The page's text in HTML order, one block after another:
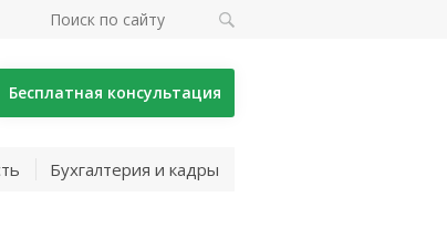
Бесплатная консультация
Бухгалтерия и кадры